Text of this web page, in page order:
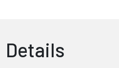
Details